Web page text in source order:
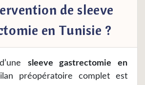
de sleeve
en Tunisie ?
sleeve gastrectomie en
préopératoire complet est